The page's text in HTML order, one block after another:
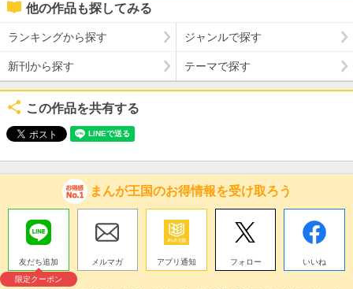
他の作品も探してみる
ランキングから探す ジャンルで探す
新刊から探す テーマで探す
この作品を共有する
まんが王国のお得情報を受け取ろう
友だち追加
限定クーポン
メルマガ アプリ通知 フォロー いいね